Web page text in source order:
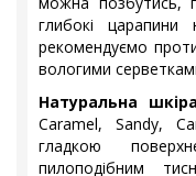
глибокі
рекомендуємо
вологими
Натуральна
Caramel, Sandy,
гладкою
пилоподібним